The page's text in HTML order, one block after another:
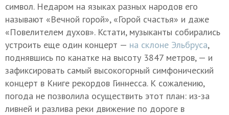
символ. Недаром на языках разных народов его
называют «Вечной горой», «Горой счастья» и даже
«Повелителем духов». Кстати, музыканты собирались
устроить еще один концерт — на склоне Эльбруса,
поднявшись по канатке на высоту 3847 метров, — и
зафиксировать самый высокогорный симфонический
концерт в Книге рекордов Гиннесса. К сожалению,
погода не позволила осуществить этот план: из-за
ливней и разлива реки движение по дороге в